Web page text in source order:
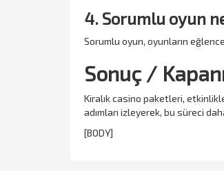
4. Sorumlu oyun
Sorumlu oyun, oyunların
Sonuç /
Kiralık casino paketleri,
adımları izleyerek, bu süreci
[BODY]